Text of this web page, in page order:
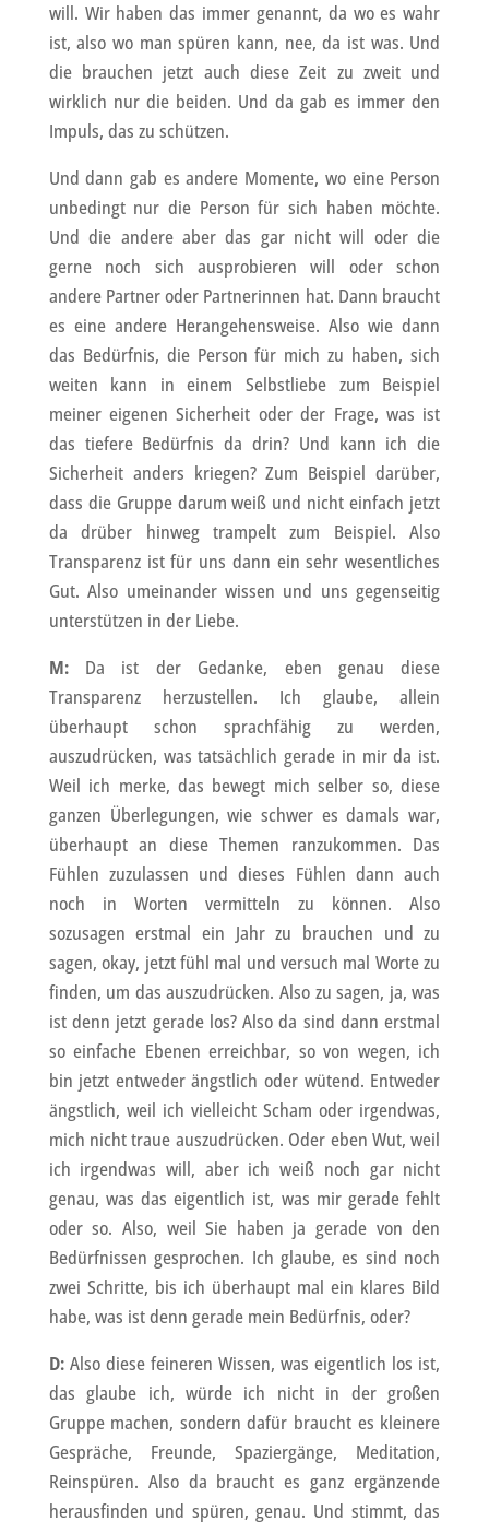
will. Wir haben das immer genannt, da wo es wahr
ist, also wo man spüren kann, nee, da ist was. Und
die brauchen jetzt auch diese Zeit zu zweit und
wirklich nur die beiden. Und da gab es immer den
Impuls, das zu schützen.
Und dann gab es andere Momente, wo eine Person
unbedingt nur die Person für sich haben möchte.
Und die andere aber das gar nicht will oder die
gerne noch sich ausprobieren will oder schon
andere Partner oder Partnerinnen hat. Dann braucht
es eine andere Herangehensweise. Also wie dann
das Bedürfnis, die Person für mich zu haben, sich
weiten kann in einem Selbstliebe zum Beispiel
meiner eigenen Sicherheit oder der Frage, was ist
das tiefere Bedürfnis da drin? Und kann ich die
Sicherheit anders kriegen? Zum Beispiel darüber,
dass die Gruppe darum weiß und nicht einfach jetzt
da drüber hinweg trampelt zum Beispiel. Also
Transparenz ist für uns dann ein sehr wesentliches
Gut. Also umeinander wissen und uns gegenseitig
unterstützen in der Liebe.
M:Da ist der Gedanke, eben genau diese
Transparenz herzustellen. Ich glaube, allein
überhaupt schon sprachfähig zu werden,
auszudrücken, was tatsächlich gerade in mir da ist.
Weil ich merke, das bewegt mich selber so, diese
ganzen Überlegungen, wie schwer es damals war,
überhaupt an diese Themen ranzukommen. Das
Fühlen zuzulassen und dieses Fühlen dann auch
noch in Worten vermitteln zu können. Also
sozusagen erstmal ein Jahr zu brauchen und zu
sagen, okay, jetzt fühl mal und versuch mal Worte zu
finden, um das auszudrücken. Also zu sagen, ja, was
ist denn jetzt gerade los? Also da sind dann erstmal
so einfache Ebenen erreichbar, so von wegen, ich
bin jetzt entweder ängstlich oder wütend. Entweder
ängstlich, weil ich vielleicht Scham oder irgendwas,
mich nicht traue auszudrücken. Oder eben Wut, weil
ich irgendwas will, aber ich weiß noch gar nicht
genau, was das eigentlich ist, was mir gerade fehlt
oder so. Also, weil Sie haben ja gerade von den
Bedürfnissen gesprochen. Ich glaube, es sind noch
zwei Schritte, bis ich überhaupt mal ein klares Bild
habe, was ist denn gerade mein Bedürfnis, oder?
D:Also diese feineren Wissen, was eigentlich los ist,
das glaube ich, würde ich nicht in der großen
Gruppe machen, sondern dafür braucht es kleinere
Gespräche, Freunde, Spaziergänge, Meditation,
Reinspüren. Also da braucht es ganz ergänzende
herausfinden und spüren, genau. Und stimmt, das